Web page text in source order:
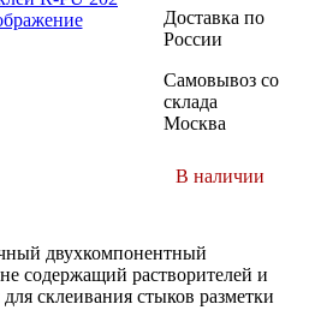
Доставка по
России
Самовывоз со
склада
Москва
В наличии
двухкомпонентный
содержащий растворителей и
склеивания стыков разметки